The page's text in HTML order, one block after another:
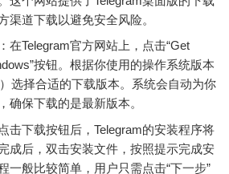
渠道下载以避免安全风险。
在Telegram官方网站上，点击“Get
按钮。根据你使用的操作系统版本
）选择合适的下载版本。系统会自动为你
确保下载的是最新版本。
击下载按钮后，Telegram的安装程序将
成后，双击安装文件，按照提示完成安
一般比较简单，用户只需点击“下一步”